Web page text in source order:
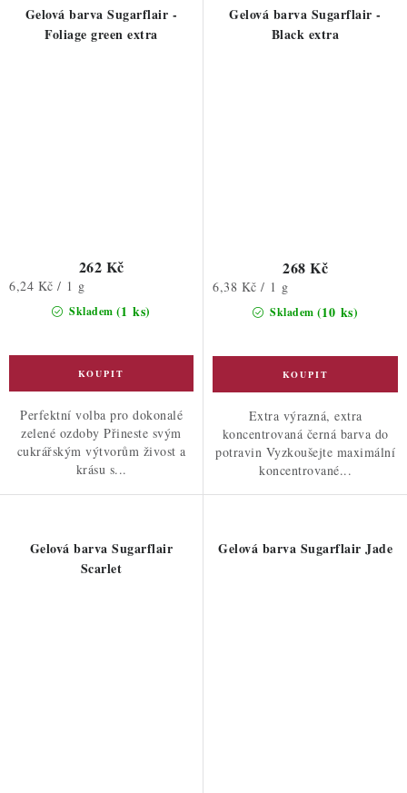
Gelová barva Sugarflair -
Foliage green extra
Skladem (1 ks)
262 Kč
Měrná
6,24 Kč / 1 g
Perfektní volba pro dokonalé
zelené ozdoby Přineste svým
cukrářským výtvorům živost a
krásu s...
Gelová barva Sugarflair -
Black extra
Skladem (10 ks)
268 Kč
Měrná
6,38 Kč / 1 g
Extra výrazná, extra
koncentrovaná černá barva do
potravin Vyzkoušejte maximální
koncentrované...
Gelová barva Sugarflair
Scarlet
Gelová barva Sugarflair Jade